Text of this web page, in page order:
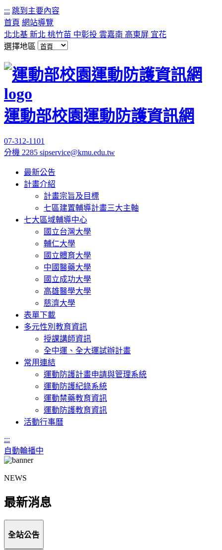
::: 跳到主要內容
首頁 網站導覽
北北基 新北 桃竹苗 中彰投 雲嘉南 高東屏 宜花
選擇地區
運動部校園運動防護資訊網
07-312-1101
分機 2285 sipservice@kmu.edu.tw
最新公告
計畫介紹
計畫宗旨及目標
七區建置輔導計畫三大主軸
七大區域輔導中心
國立台灣大學
輔仁大學
國立體育大學
中國醫藥大學
國立成功大學
高雄醫學大學
慈濟大學
表單下載
多元性別教育資訊
授課講師資訊
全中運、全大運試辦計畫
常用連結
運動防護計畫申請與管理系統
運動防護紀錄系統
運動禁藥教育資訊
運動防護教育資訊
活動行事曆
:::
自動輪播中
NEWS
最新消息
全站公告